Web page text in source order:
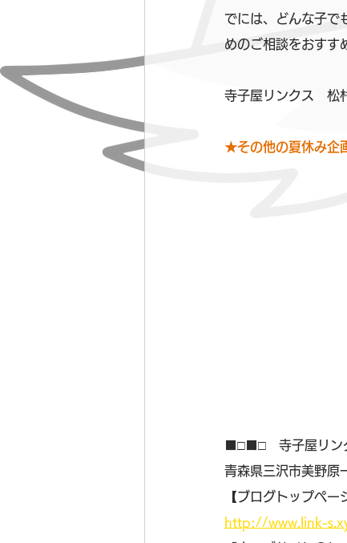
でには、どんな子で
めのご相談をおすす
寺子屋リンクス　松
★その他の夏休み企
■□■□　寺子屋リ
青森県三沢市美野
【ブログトップペー
http://www.link-